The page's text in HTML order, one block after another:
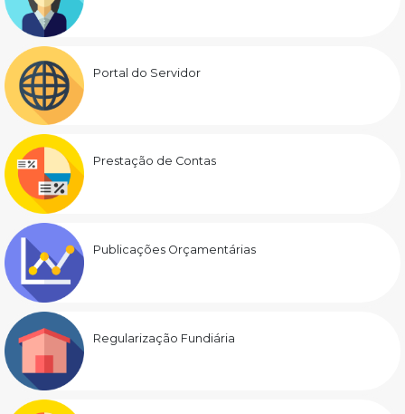
Portal do Servidor
Prestação de Contas
Publicações Orçamentárias
Regularização Fundiária